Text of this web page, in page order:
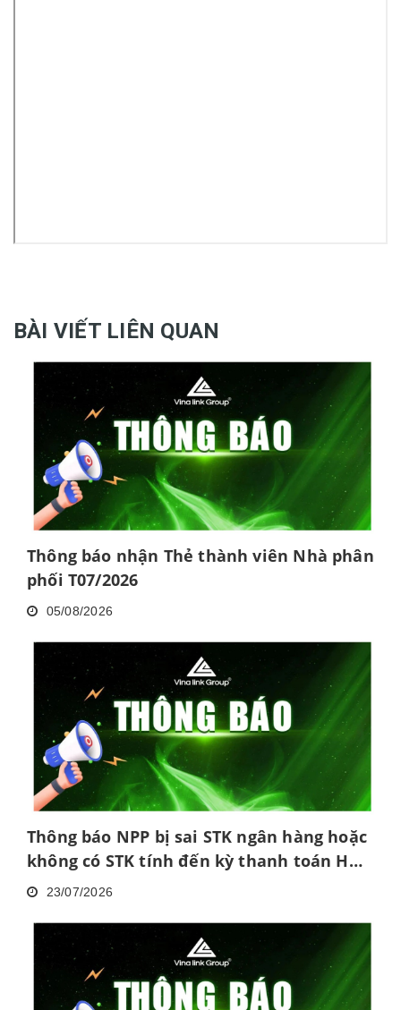
BÀI VIẾT LIÊN QUAN
Thông báo nhận Thẻ thành viên Nhà phân
phối T07/2026
05/08/2026
Thông báo NPP bị sai STK ngân hàng hoặc
không có STK tính đến kỳ thanh toán HH
tháng 6/2026
23/07/2026